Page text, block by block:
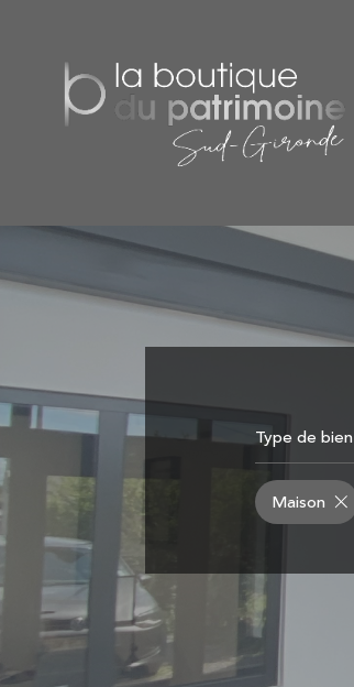
Type de bien
Maison